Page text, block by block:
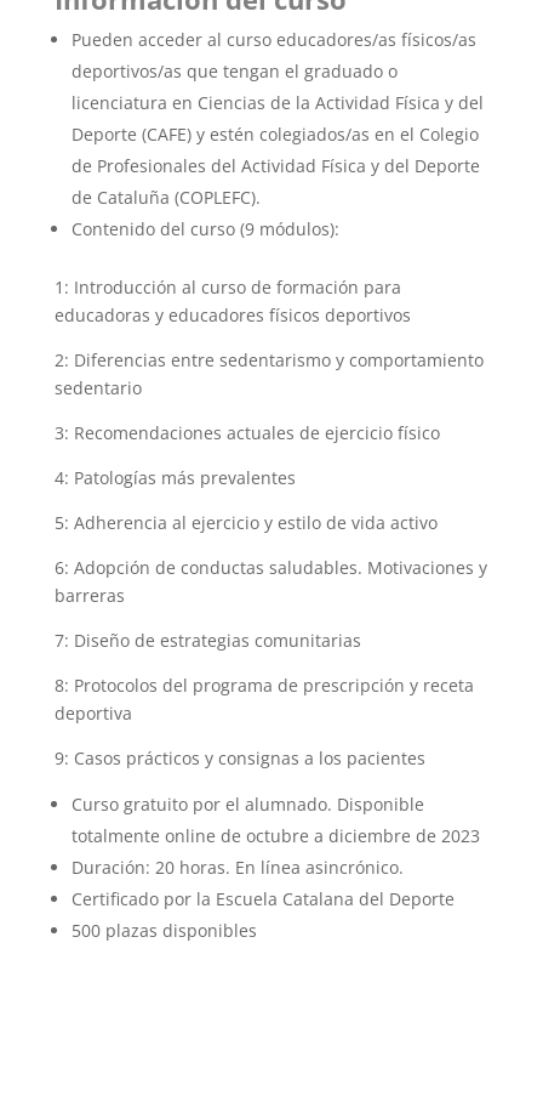
Pueden acceder al curso educadores/as físicos/as
deportivos/as que tengan el graduado o
licenciatura en Ciencias de la Actividad Física y del
Deporte (CAFE) y estén colegiados/as en el Colegio
de Profesionales del Actividad Física y del Deporte
de Cataluña (COPLEFC).
Contenido del curso (9 módulos):
1: Introducción al curso de formación para
educadoras y educadores físicos deportivos
2: Diferencias entre sedentarismo y comportamiento
sedentario
3: Recomendaciones actuales de ejercicio físico
4: Patologías más prevalentes
5: Adherencia al ejercicio y estilo de vida activo
6: Adopción de conductas saludables. Motivaciones y
barreras
7: Diseño de estrategias comunitarias
8: Protocolos del programa de prescripción y receta
deportiva
9: Casos prácticos y consignas a los pacientes
Curso gratuito por el alumnado. Disponible
totalmente online de octubre a diciembre de 2023
Duración: 20 horas. En línea asincrónico.
Certificado por la Escuela Catalana del Deporte
500 plazas disponibles